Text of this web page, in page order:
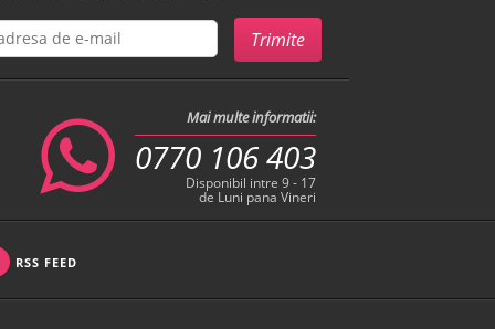
Mai multe informatii:
0770 106 403
Disponibil intre 9 - 17
de Luni pana Vineri
RSS FEED